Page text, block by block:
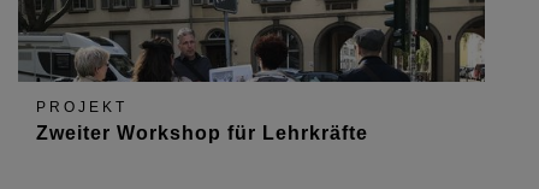
PROJEKT
Zweiter Workshop für Lehrkräfte